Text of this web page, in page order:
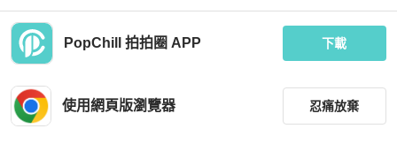
PopChill 拍拍圈 APP 下載
使用網頁版瀏覽器 忍痛放棄